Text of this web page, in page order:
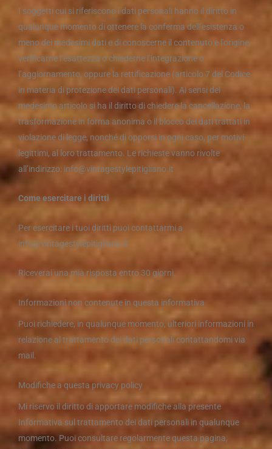
I soggetti cui si riferiscono i dati personali hanno il diritto in
qualunque momento di ottenere la conferma dell’esistenza o
meno dei medesimi dati e di conoscerne il contenuto e l’origine,
verificarne l’esattezza o chiederne l’integrazione o
l’aggiornamento, oppure la rettificazione (articolo 7 del Codice
in materia di protezione dei dati personali). Ai sensi del
medesimo articolo si ha il diritto di chiedere la cancellazione, la
trasformazione in forma anonima o il blocco dei dati trattati in
violazione di legge, nonché di opporsi in ogni caso, per motivi
legittimi, al loro trattamento. Le richieste vanno rivolte
all’indirizzo: info@vintagestylepitigliano.it
Come esercitare i diritti
Per esercitare i tuoi diritti puoi contattarmi a
info@vintagestylepitigliano.it
Riceverai una mia risposta entro 30 giorni.
Informazioni non contenute in questa informativa
Puoi richiedere, in qualunque momento, ulteriori informazioni in
relazione al trattamento dei dati personali contattandomi via
mail.
Modifiche a questa privacy policy
Mi riservo il diritto di apportare modifiche alla presente
Informativa sul trattamento dei dati personali in qualunque
momento. Puoi consultare regolarmente questa pagina,